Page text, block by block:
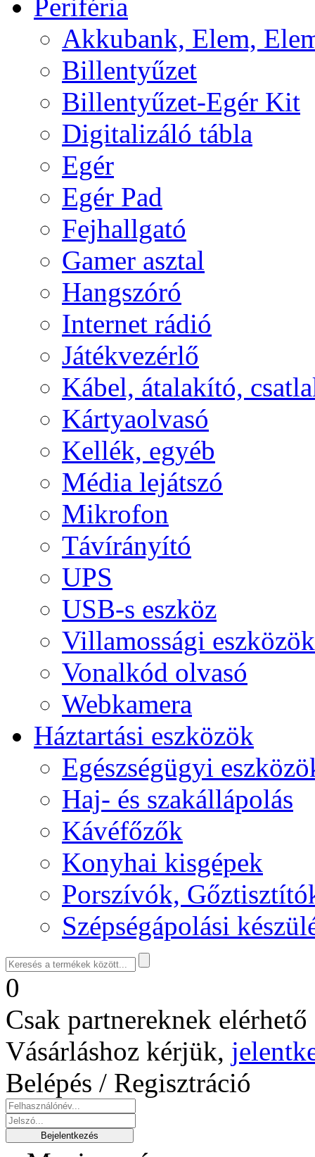
Periféria
Akkubank, Elem,
Billentyűzet
Billentyűzet-Egér Kit
Digitalizáló tábla
Egér
Egér Pad
Fejhallgató
Gamer asztal
Hangszóró
Internet rádió
Játékvezérlő
Kábel, átalakító,
Kártyaolvasó
Kellék, egyéb
Média lejátszó
Mikrofon
Távírányító
UPS
USB-s eszköz
Villamossági eszközök
Vonalkód olvasó
Webkamera
Háztartási eszközök
Egészségügyi
Haj- és szakállápolás
Kávéfőzők
Konyhai kisgépek
Porszívók,
Szépségápolási
0
Csak partnereknek
Vásárláshoz kérjük,
Belépés / Regisztráció